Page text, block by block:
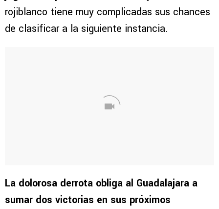
rojiblanco tiene muy complicadas sus chances
de clasificar a la siguiente instancia.
La dolorosa derrota obliga al Guadalajara a
sumar dos victorias en sus próximos